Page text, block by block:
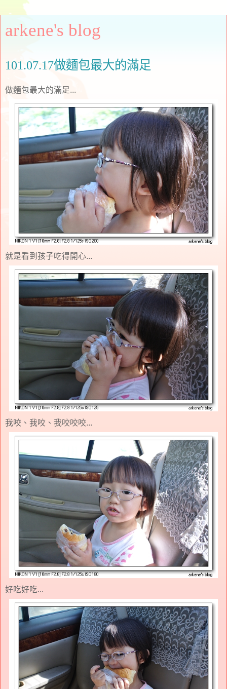
arkene's blog
101.07.17做麵包最大的滿足
做麵包最大的滿足...
就是看到孩子吃得開心...
我咬、我咬、我咬咬咬...
好吃好吃...